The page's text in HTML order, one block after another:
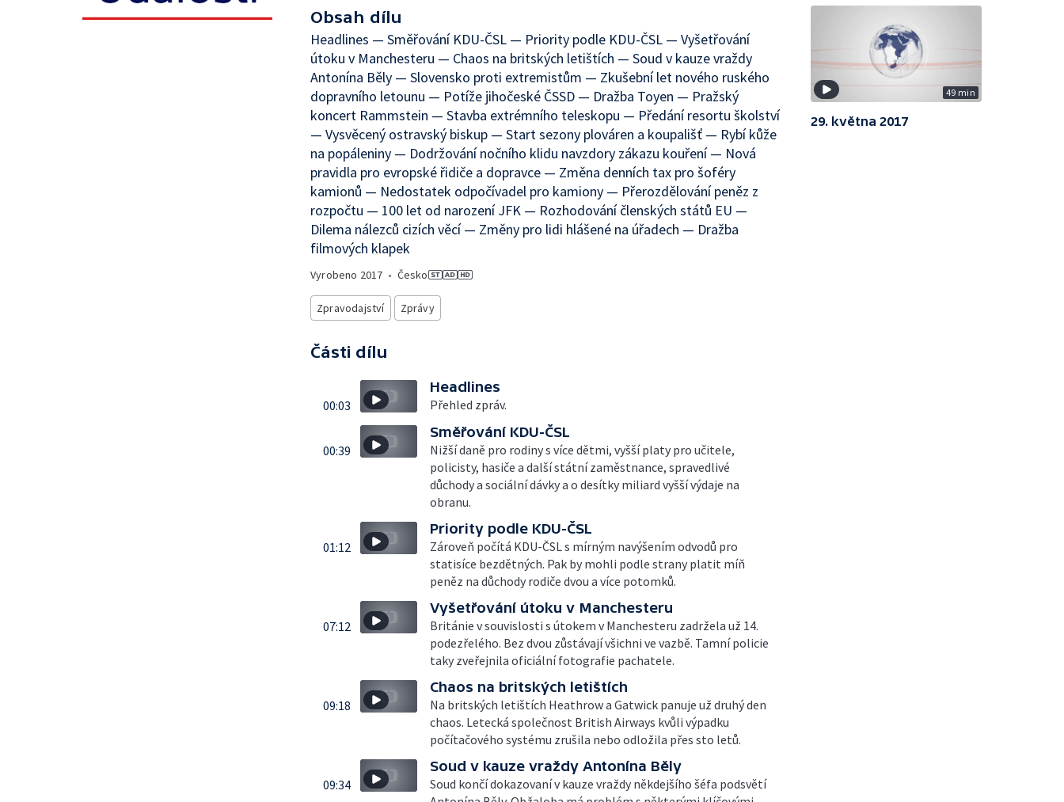
Obsah dílu
Headlines — Směřování KDU-ČSL — Priority podle KDU-ČSL — Vyšetřování
útoku v Manchesteru — Chaos na britských letištích — Soud v kauze vraždy
Antonína Běly — Slovensko proti extremistům — Zkušební let nového ruského
dopravního letounu — Potíže jihočeské ČSSD — Dražba Toyen — Pražský
koncert Rammstein — Stavba extrémního teleskopu — Předání resortu školství
— Vysvěcený ostravský biskup — Start sezony plováren a koupališť — Rybí kůže
na popáleniny — Dodržování nočního klidu navzdory zákazu kouření — Nová
pravidla pro evropské řidiče a dopravce — Změna denních tax pro šoféry
kamionů — Nedostatek odpočívadel pro kamiony — Přerozdělování peněz z
rozpočtu — 100 let od narození JFK — Rozhodování členských států EU —
Dilema nálezců cizích věcí — Změny pro lidi hlášené na úřadech — Dražba
filmových klapek
Vyrobeno 2017 • Česko
Zpravodajství Zprávy
Části dílu
00:03
Headlines
Přehled zpráv.
00:39
Směřování KDU-ČSL
Nižší daně pro rodiny s více dětmi, vyšší platy pro učitele,
policisty, hasiče a další státní zaměstnance, spravedlivé
důchody a sociální dávky a o desítky miliard vyšší výdaje na
obranu.
01:12
Priority podle KDU-ČSL
Zároveň počítá KDU-ČSL s mírným navýšením odvodů pro
statisíce bezdětných. Pak by mohli podle strany platit míň
peněz na důchody rodiče dvou a více potomků.
07:12
Vyšetřování útoku v Manchesteru
Británie v souvislosti s útokem v Manchesteru zadržela už 14.
podezřelého. Bez dvou zůstávají všichni ve vazbě. Tamní policie
taky zveřejnila oficiální fotografie pachatele.
09:18
Chaos na britských letištích
Na britských letištích Heathrow a Gatwick panuje už druhý den
chaos. Letecká společnost British Airways kvůli výpadku
počítačového systému zrušila nebo odložila přes sto letů.
09:34
Soud v kauze vraždy Antonína Běly
Soud končí dokazovaní v kauze vraždy někdejšího šéfa podsvětí
49 min
29. května 2017